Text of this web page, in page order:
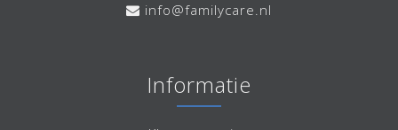
info@familycare.nl
Informatie